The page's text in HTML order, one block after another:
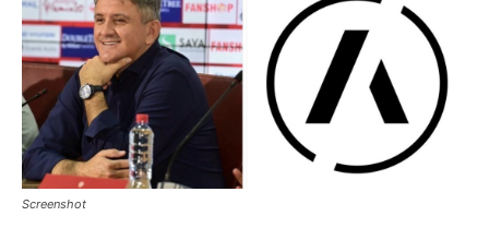
Screenshot